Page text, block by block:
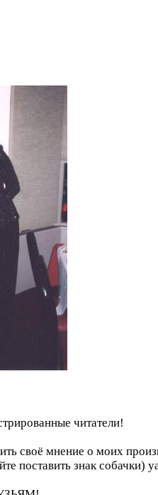
читатели!
своё мнение о моих
поставить знак собачки)